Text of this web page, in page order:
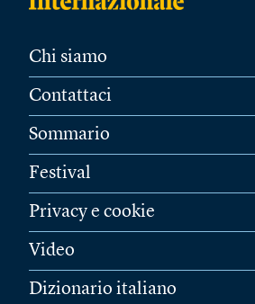
Chi siamo
Contattaci
Sommario
Festival
Privacy e cookie
Video
Dizionario italiano